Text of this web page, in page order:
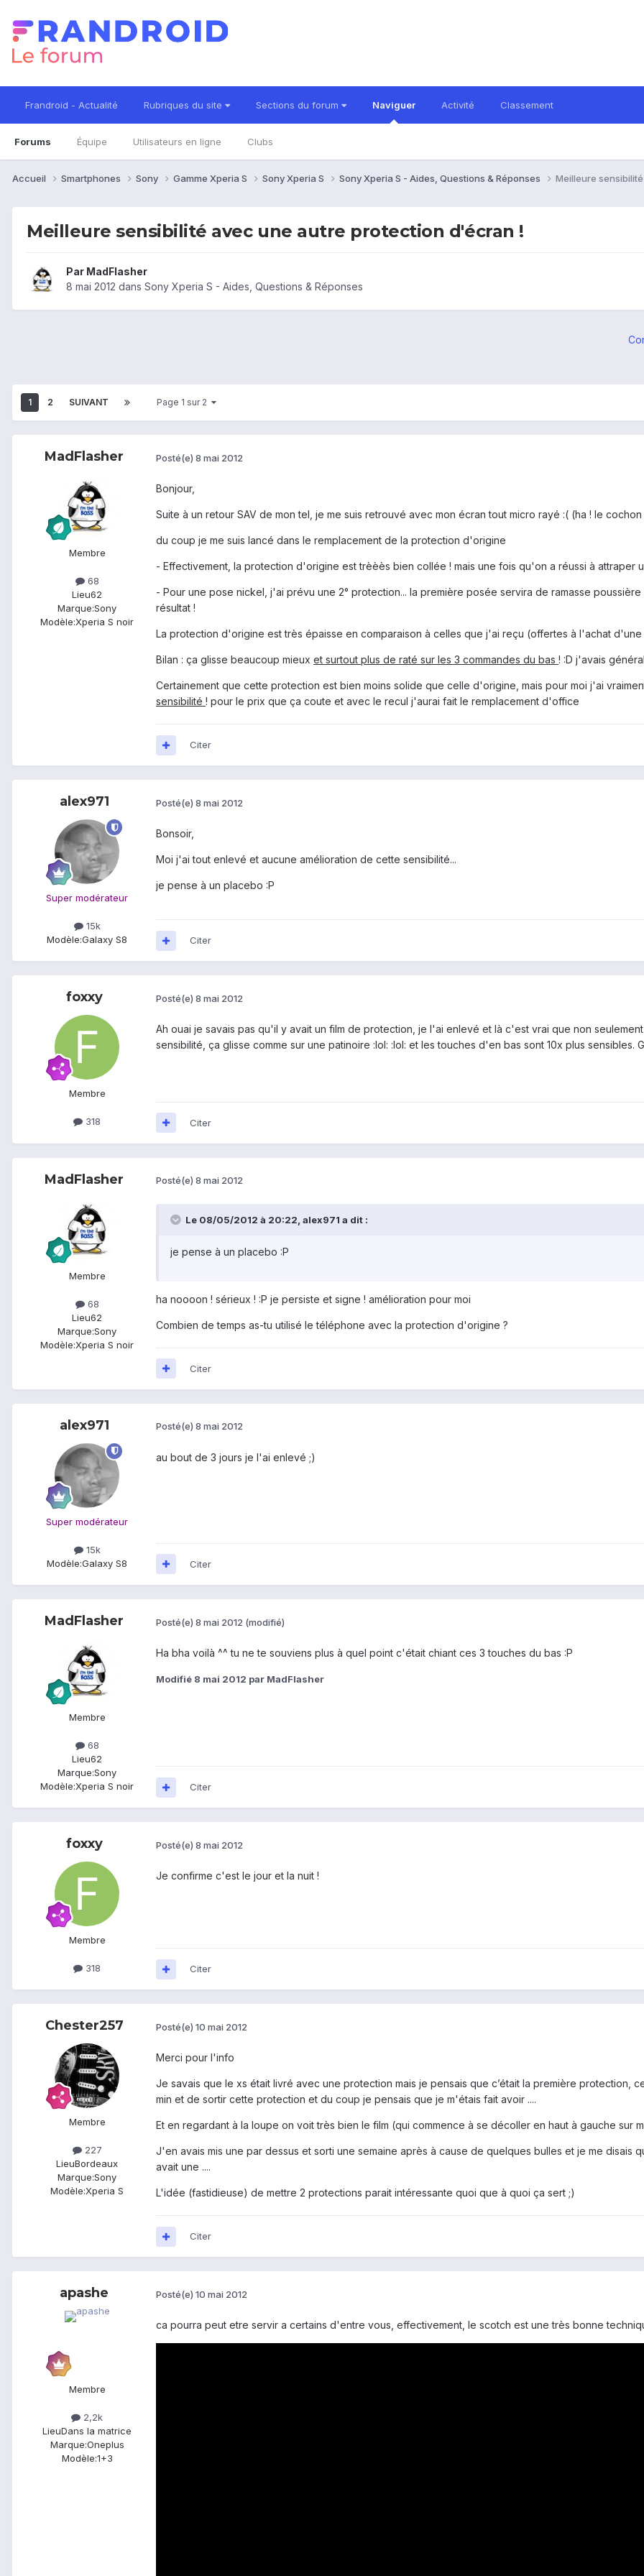
Frandroid - Actualité Rubriques du site Sections du forum Naviguer
Forums Équipe Utilisateurs en ligne Clubs
Activité Classement
Accueil Smartphones Sony Gamme Xperia S Sony Xperia S Sony Xperia S - Aides, Questions & Réponses Meilleure
Meilleure sensibilité avec une autre protection d'écran !
Par MadFlasher
8 mai 2012 dans Sony Xperia S - Aides, Questions & Réponses
1 2 SUIVANT Page 1 sur 2
MadFlasher
Membre
68
Lieu62
Marque:Sony
Modèle:Xperia S noir
Posté(e) 8 mai 2012
Bonjour,
Suite à un retour SAV de mon tel, je me suis retrouvé avec mon écran tout micro rayé :( (ha ! le cochon
du coup je me suis lancé dans le remplacement de la protection d'origine
- Effectivement, la protection d'origine est trèèès bien collée ! mais une fois qu'on a réussi à attraper
- Pour une pose nickel, j'ai prévu une 2° protection... la première posée servira de ramasse
résultat !
La protection d'origine est très épaisse en comparaison à celles que j'ai reçu (offertes à l'achat
Bilan : ça glisse beaucoup mieux et surtout plus de raté sur les 3 commandes du bas ! :D j'avais
Certainement que cette protection est bien moins solide que celle d'origine, mais pour moi j'ai
sensibilité ! pour le prix que ça coute et avec le recul j'aurai fait le remplacement d'office
Citer
alex971
Super modérateur
15k
Modèle:Galaxy S8
Posté(e) 8 mai 2012
Bonsoir,
Moi j'ai tout enlevé et aucune amélioration de cette sensibilité...
je pense à un placebo :P
Citer
foxxy
Membre
318
Posté(e) 8 mai 2012
Ah ouai je savais pas qu'il y avait un film de protection, je l'ai enlevé et là c'est vrai que non
sensibilité, ça glisse comme sur une patinoire :lol: :lol: et les touches d'en bas sont 10x plus sensibles.
Citer
MadFlasher
Membre
68
Lieu62
Marque:Sony
Modèle:Xperia S noir
Posté(e) 8 mai 2012
Le 08/05/2012 à 20:22, alex971 a dit :
je pense à un placebo :P
ha noooon ! sérieux ! :P je persiste et signe ! amélioration pour moi
Combien de temps as-tu utilisé le téléphone avec la protection d'origine ?
Citer
alex971
Super modérateur
15k
Modèle:Galaxy S8
Posté(e) 8 mai 2012
au bout de 3 jours je l'ai enlevé ;)
Citer
MadFlasher
Membre
68
Lieu62
Marque:Sony
Modèle:Xperia S noir
Posté(e) 8 mai 2012 (modifié)
Ha bha voilà ^^ tu ne te souviens plus à quel point c'était chiant ces 3 touches du bas :P
Modifié 8 mai 2012 par MadFlasher
Citer
foxxy
Membre
318
Posté(e) 8 mai 2012
Je confirme c'est le jour et la nuit !
Citer
Chester257
Membre
227
LieuBordeaux
Marque:Sony
Modèle:Xperia S
Posté(e) 10 mai 2012
Merci pour l'info
Je savais que le xs était livré avec une protection mais je pensais que c’était la première protection,
min et de sortir cette protection et du coup je pensais que je m'étais fait avoir ....
Et en regardant à la loupe on voit très bien le film (qui commence à se décoller en haut à gauche sur
J'en avais mis une par dessus et sorti une semaine après à cause de quelques bulles et je me disais
avait une ....
L'idée (fastidieuse) de mettre 2 protections parait intéressante quoi que à quoi ça sert ;)
Citer
apashe
Membre
2,2k
LieuDans la matrice
Marque:Oneplus
Modèle:1+3
Posté(e) 10 mai 2012
ca pourra peut etre servir a certains d'entre vous, effectivement, le scotch est une très bonne